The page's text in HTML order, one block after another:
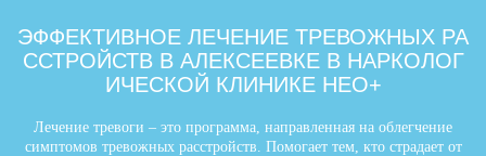
ЭФФЕКТИВНОЕ ЛЕЧЕНИЕ ТРЕВОЖНЫХ РА
ССТРОЙСТВ В АЛЕКСЕЕВКЕ В НАРКОЛОГ
ИЧЕСКОЙ КЛИНИКЕ НЕО+
Лечение тревоги – это программа, направленная на облегчение
симптомов тревожных расстройств. Помогает тем, кто страдает от